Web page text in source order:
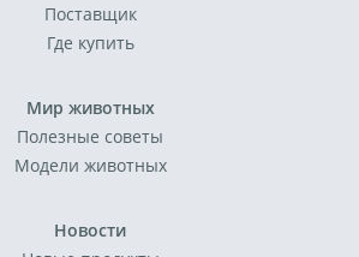
Поставщик
Где купить
Мир животных
Полезные советы
Модели животных
Новости